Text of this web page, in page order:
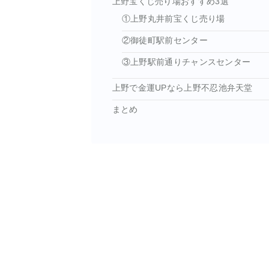
①上野丸井前宝くじ売り場
②御徒町駅前センター
③上野駅前通りチャンスセンター
上野で金運UPなら上野不忍池弁天堂
まとめ